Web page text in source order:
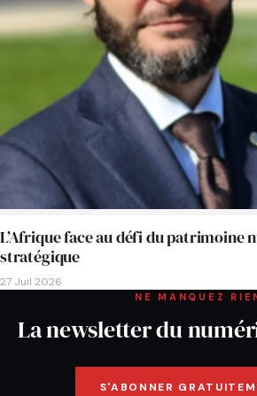
L’Afrique face au défi du patrimoine
stratégique
27 Juil 2026
NE MANQUEZ
La newsletter du
S'ABONNER